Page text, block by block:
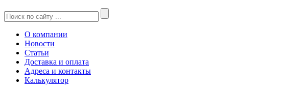
О компании
Новости
Статьи
Доставка и оплата
Адреса и контакты
Калькулятор